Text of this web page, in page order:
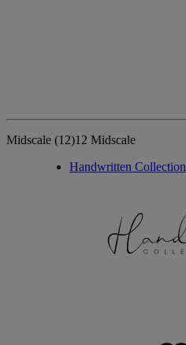
Midscale (12)12 Midscale
Handwritten Collection